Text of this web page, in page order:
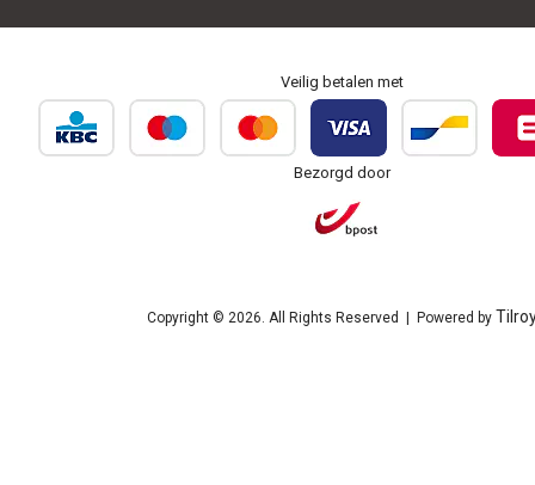
Veilig betalen met
Bezorgd door
Copyright © 2026. All Rights Reserved | Powered by